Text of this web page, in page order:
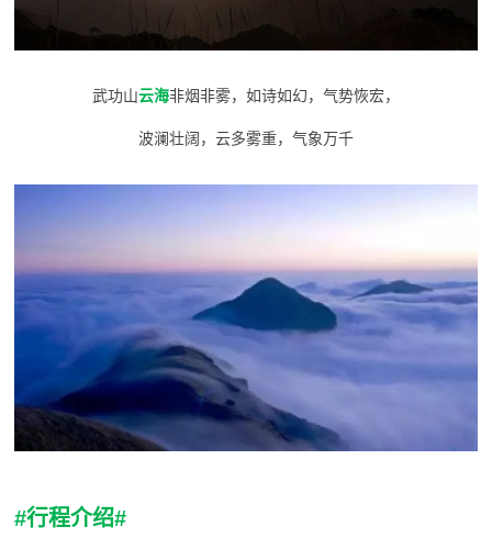
武功山云海非烟非雾，如诗如幻，气势恢宏，
波澜壮阔，云多雾重，气象万千
#行程介绍#